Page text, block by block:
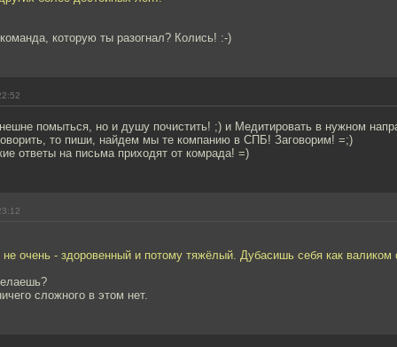
которую ты разогнал? Колись! :-)
помыться, но и душу почистить! ;) и Медитировать в нужном
то пиши, найдем мы те компанию в СПБ! Заговорим! =;)
ответы на письма приходят от комрада! =)
очень - здоровенный и потому тяжёлый. Дубасишь себя как валиком
сложного в этом нет.